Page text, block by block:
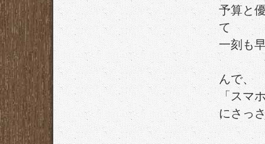
予算と
て
一刻も
んで、
「スマ
にさっ